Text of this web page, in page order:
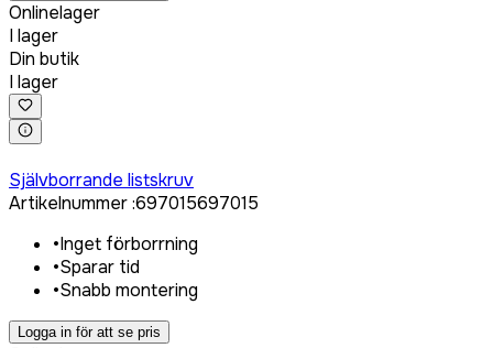
Onlinelager
I lager
Din butik
I lager
Självborrande listskruv
Artikelnummer:697015697015
•Inget förborrning
•Sparar tid
•Snabb montering
Logga in för att se pris